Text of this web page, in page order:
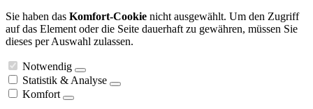
Sie haben das Komfort-Cookie nicht ausgewählt. Um den Zugriff
auf das Element oder die Seite dauerhaft zu gewähren, müssen Sie
dieses per Auswahl zulassen.
Notwendig
Statistik & Analyse
Komfort